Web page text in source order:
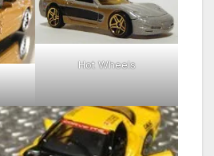
Hot Wheels